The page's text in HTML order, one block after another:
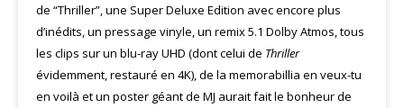
de “Thriller”, une Super Deluxe Edition avec encore plus
d’inédits, un pressage vinyle, un remix 5.1 Dolby Atmos, tous
les clips sur un blu-ray UHD (dont celui de Thriller
évidemment, restauré en 4K), de la memorabillia en veux-tu
en voilà et un poster géant de MJ aurait fait le bonheur de